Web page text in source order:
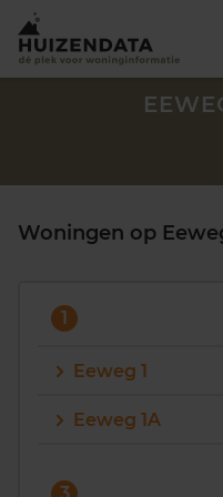
Woningen op
1
Eeweg 1
Eeweg 1A